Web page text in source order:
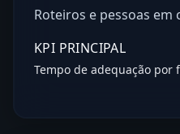
Roteiros e pessoas
KPI PRINCIPAL
Tempo de adequação por